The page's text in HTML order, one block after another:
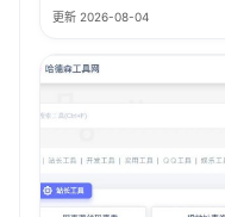
更新 2026-08-04